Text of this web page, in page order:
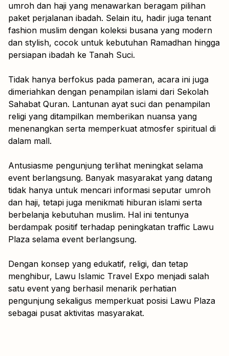
umroh dan haji yang menawarkan beragam pilihan
paket perjalanan ibadah. Selain itu, hadir juga tenant
fashion muslim dengan koleksi busana yang modern
dan stylish, cocok untuk kebutuhan Ramadhan hingga
persiapan ibadah ke Tanah Suci.
Tidak hanya berfokus pada pameran, acara ini juga
dimeriahkan dengan penampilan islami dari Sekolah
Sahabat Quran. Lantunan ayat suci dan penampilan
religi yang ditampilkan memberikan nuansa yang
menenangkan serta memperkuat atmosfer spiritual di
dalam mall.
Antusiasme pengunjung terlihat meningkat selama
event berlangsung. Banyak masyarakat yang datang
tidak hanya untuk mencari informasi seputar umroh
dan haji, tetapi juga menikmati hiburan islami serta
berbelanja kebutuhan muslim. Hal ini tentunya
berdampak positif terhadap peningkatan traffic Lawu
Plaza selama event berlangsung.
Dengan konsep yang edukatif, religi, dan tetap
menghibur, Lawu Islamic Travel Expo menjadi salah
satu event yang berhasil menarik perhatian
pengunjung sekaligus memperkuat posisi Lawu Plaza
sebagai pusat aktivitas masyarakat.